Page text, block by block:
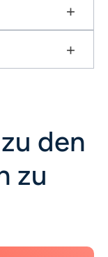
+
+
den
zu